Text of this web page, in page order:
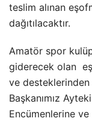
teslim alınan
dağıtılacaktır.
Amatör spor
giderecek olan
ve desteklerinden
Başkanımız
Encümenlerine ve